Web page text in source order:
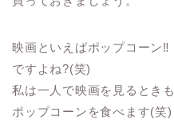
映画といえばポップコーン‼︎
ですよね?(笑)
私は一人で映画を見るときも
ポップコーンを食べます(笑)